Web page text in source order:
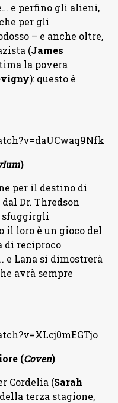
e perfino gli alieni,
per gli
– e anche oltre,
(James
la povera
): questo è
)
per il destino di
Dr. Thredson
sfuggirgli
il loro è un gioco del
di reciproco
e Lana si dimostrerà
avrà sempre
(Coven)
Cordelia (Sarah
terza stagione,